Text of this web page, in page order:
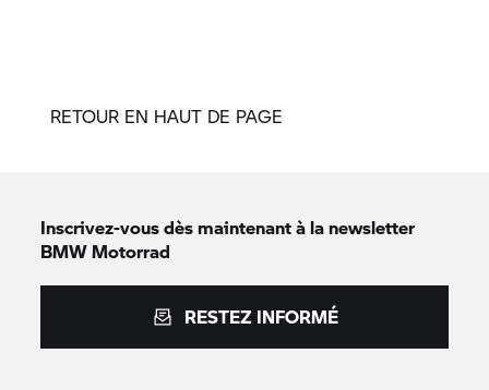
RETOUR EN HAUT DE PAGE
Inscrivez-vous dès maintenant à la newsletter
BMW Motorrad
RESTEZ INFORMÉ